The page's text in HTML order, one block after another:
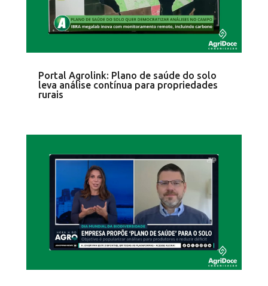
Portal Agrolink: Plano de saúde do solo
leva análise contínua para propriedades
rurais